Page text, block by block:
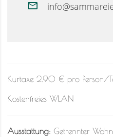
Kurtaxe 2.90 € pro Person/
Kostenfreies WLAN
Ausstattung: Getrennter